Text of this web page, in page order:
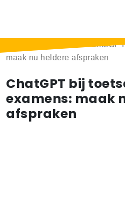
maak nu heldere afspraken
ChatGPT bij
examens: maak
afspraken